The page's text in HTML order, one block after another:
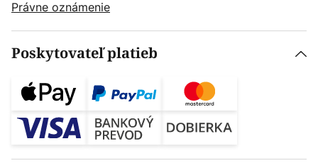
Právne oznámenie
Poskytovateľ platieb